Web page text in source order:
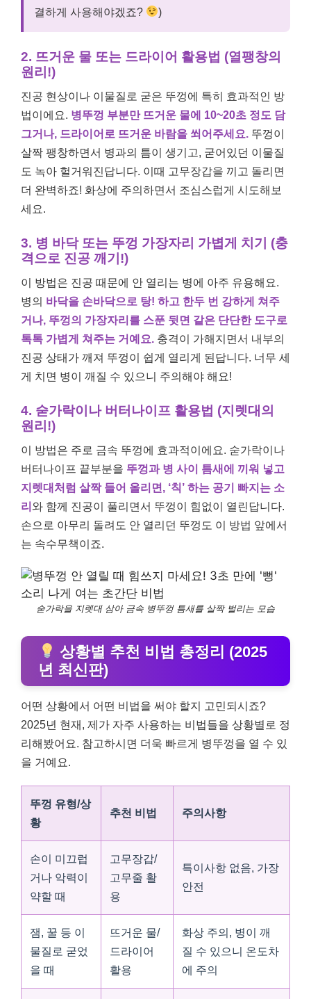
결하게 사용해야겠죠? )
2. 뜨거운 물 또는 드라이어 활용법 (열팽창의
원리!)
진공 현상이나 이물질로 굳은 뚜껑에 특히 효과적인 방
법이에요. 병뚜껑 부분만 뜨거운 물에 10~20초 정도 담
그거나, 드라이어로 뜨거운 바람을 쐬어주세요. 뚜껑이
살짝 팽창하면서 병과의 틈이 생기고, 굳어있던 이물질
도 녹아 헐거워진답니다. 이때 고무장갑을 끼고 돌리면
더 완벽하죠! 화상에 주의하면서 조심스럽게 시도해보
세요.
3. 병 바닥 또는 뚜껑 가장자리 가볍게 치기 (충
격으로 진공 깨기!)
이 방법은 진공 때문에 안 열리는 병에 아주 유용해요.
병의 바닥을 손바닥으로 탕! 하고 한두 번 강하게 쳐주
거나, 뚜껑의 가장자리를 스푼 뒷면 같은 단단한 도구로
톡톡 가볍게 쳐주는 거예요. 충격이 가해지면서 내부의
진공 상태가 깨져 뚜껑이 쉽게 열리게 된답니다. 너무 세
게 치면 병이 깨질 수 있으니 주의해야 해요!
4. 숟가락이나 버터나이프 활용법 (지렛대의
원리!)
이 방법은 주로 금속 뚜껑에 효과적이에요. 숟가락이나
버터나이프 끝부분을 뚜껑과 병 사이 틈새에 끼워 넣고
지렛대처럼 살짝 들어 올리면, ‘칙’ 하는 공기 빠지는 소
리 와 함께 진공이 풀리면서 뚜껑이 힘없이 열린답니다.
손으로 아무리 돌려도 안 열리던 뚜껑도 이 방법 앞에서
는 속수무책이죠.
숟가락을 지렛대 삼아 금속 병뚜껑 틈새를 살짝 벌리는 모습
상황별 추천 비법 총정리 (2025
년 최신판)
어떤 상황에서 어떤 비법을 써야 할지 고민되시죠?
2025년 현재, 제가 자주 사용하는 비법들을 상황별로 정
리해봤어요. 참고하시면 더욱 빠르게 병뚜껑을 열 수 있
을 거예요.
뚜껑 유형/상
황
추천 비법 주의사항
손이 미끄럽
거나 악력이
약할 때
고무장갑/
고무줄 활
용
특이사항 없음, 가장
안전
잼, 꿀 등 이
물질로 굳었
을 때
뜨거운 물/
드라이어
활용
화상 주의, 병이 깨
질 수 있으니 온도차
에 주의